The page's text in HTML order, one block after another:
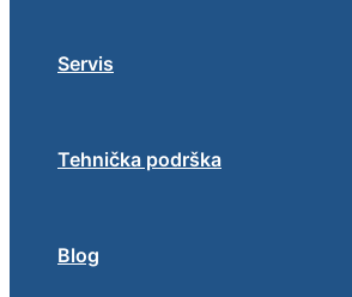
Servis
Tehnička podrška
Blog